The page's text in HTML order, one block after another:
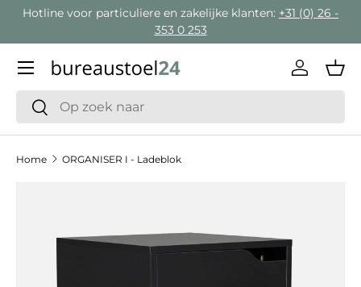
Hotline voor particuliere en zakelijke klanten: +31 (0) 26 -
353 0 253
Zoeken
Zoeken
Inloggen
Menu
Home ORGANISER I - Ladeblok